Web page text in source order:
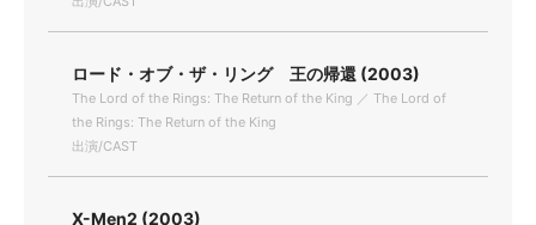
ロード・オブ・ザ・リング 王の帰還 (2003)
The Lord of the Rings: The Return of the King ／ The Lord of
the Rings: The Return of the King
出演/CAST
X-Men2 (2003)